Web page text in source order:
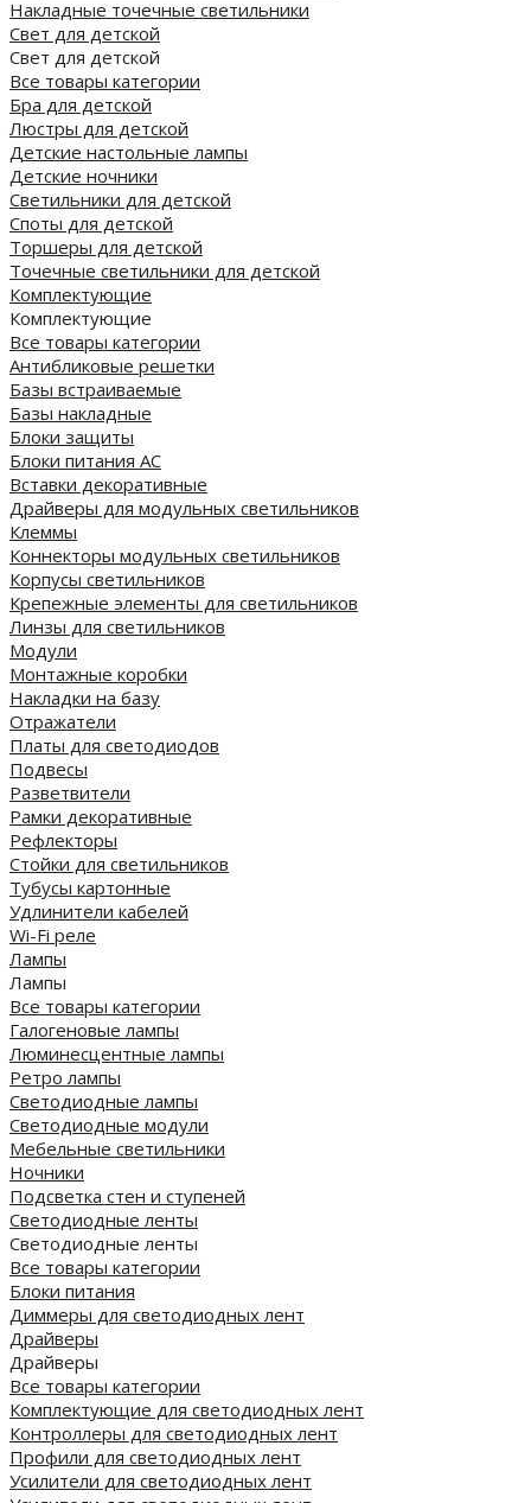
Накладные точечные светильники
Свет для детской
Свет для детской
Все товары категории
Бра для детской
Люстры для детской
Детские настольные лампы
Детские ночники
Светильники для детской
Споты для детской
Торшеры для детской
Точечные светильники для детской
Комплектующие
Комплектующие
Все товары категории
Антибликовые решетки
Базы встраиваемые
Базы накладные
Блоки защиты
Блоки питания AC
Вставки декоративные
Драйверы для модульных светильников
Клеммы
Коннекторы модульных светильников
Корпусы светильников
Крепежные элементы для светильников
Линзы для светильников
Модули
Монтажные коробки
Накладки на базу
Отражатели
Платы для светодиодов
Подвесы
Разветвители
Рамки декоративные
Рефлекторы
Стойки для светильников
Тубусы картонные
Удлинители кабелей
Wi-Fi реле
Лампы
Лампы
Все товары категории
Галогеновые лампы
Люминесцентные лампы
Ретро лампы
Светодиодные лампы
Светодиодные модули
Мебельные светильники
Ночники
Подсветка стен и ступеней
Светодиодные ленты
Светодиодные ленты
Все товары категории
Блоки питания
Диммеры для светодиодных лент
Драйверы
Драйверы
Все товары категории
Комплектующие для светодиодных лент
Контроллеры для светодиодных лент
Профили для светодиодных лент
Усилители для светодиодных лент